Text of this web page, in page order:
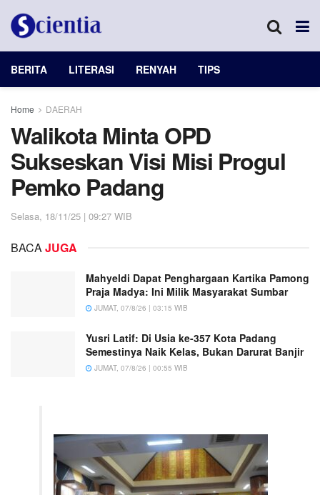
BERITA LITERASI RENYAH TIPS
Home DAERAH
Walikota Minta OPD
Sukseskan Visi Misi Progul
Pemko Padang
Selasa, 18/11/25 | 09:27 WIB
BACAJUGA
Mahyeldi Dapat Penghargaan Kartika Pamong
Praja Madya: Ini Milik Masyarakat Sumbar
JUMAT, 07/8/26 | 03:15 WIB
Yusri Latif: Di Usia ke-357 Kota Padang
Semestinya Naik Kelas, Bukan Darurat Banjir
JUMAT, 07/8/26 | 00:55 WIB